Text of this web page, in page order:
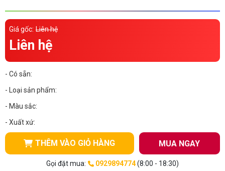
spa cho thú cưng
CHÍNH SÁCH
Chính sách mua hàng
Chính sách bảo hành
Chính sách đổi trả
Giá gốc: Liên hệ
Liên hệ
- Có sẵn:
- Loại sản phẩm:
- Màu sắc:
- Xuất xứ:
THÊM VÀO GIỎ HÀNG MUA NGAY
Gọi đặt mua: 0929894774(8:00 - 18:30)